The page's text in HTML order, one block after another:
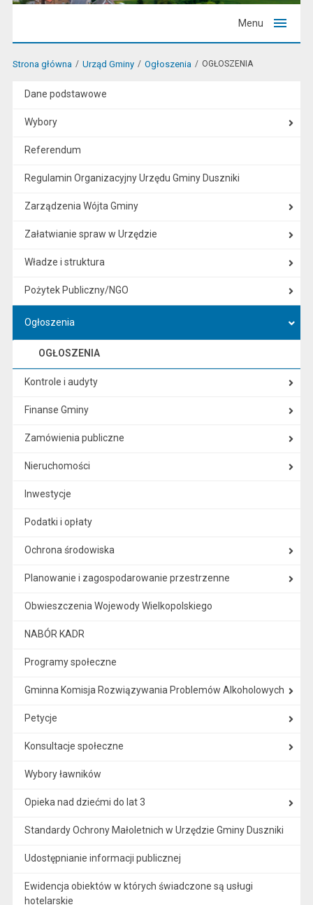
Menu
Strona główna Urząd Gminy Ogłoszenia OGŁOSZENIA
Dane podstawowe
Wybory
Referendum
Regulamin Organizacyjny Urzędu Gminy Duszniki
Zarządzenia Wójta Gminy
Załatwianie spraw w Urzędzie
Władze i struktura
Pożytek Publiczny/NGO
Ogłoszenia
OGŁOSZENIA
Kontrole i audyty
Finanse Gminy
Zamówienia publiczne
Nieruchomości
Inwestycje
Podatki i opłaty
Ochrona środowiska
Planowanie i zagospodarowanie przestrzenne
Obwieszczenia Wojewody Wielkopolskiego
NABÓR KADR
Programy społeczne
Gminna Komisja Rozwiązywania Problemów Alkoholowych
Petycje
Konsultacje społeczne
Wybory ławników
Opieka nad dziećmi do lat 3
Standardy Ochrony Małoletnich w Urzędzie Gminy Duszniki
Udostępnianie informacji publicznej
Ewidencja obiektów w których świadczone są usługi
hotelarskie